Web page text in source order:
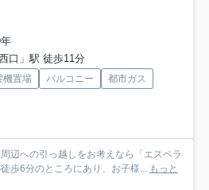
口」駅 徒歩11分
機置場 バルコニー
都市ガス
辺への引っ越しをお考えなら「エスペラ
歩6分のところにあり、お子様... もっと